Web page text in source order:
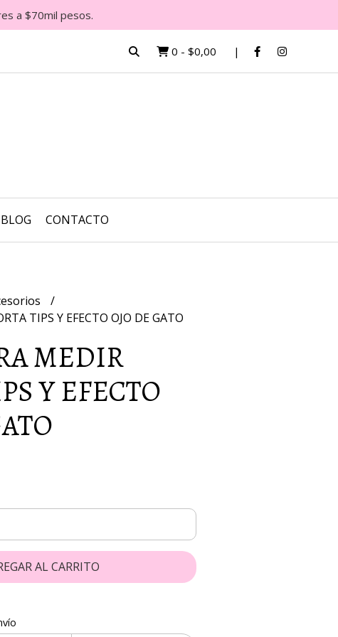
a $70mil pesos.
0 - $0,00
BLOG CONTACTO
TIPS Y EFECTO OJO DE GATO
MEDIR
Y EFECTO
AL CARRITO